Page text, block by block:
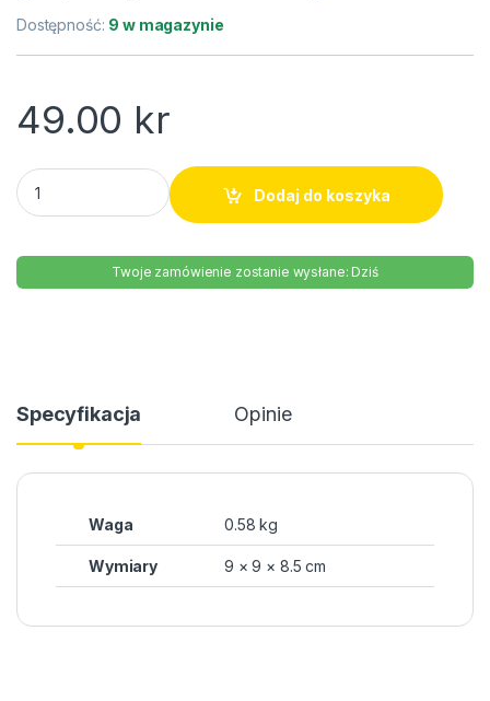
Dostępność: 9 w magazynie
49.00 kr
Filety śledziowe w sosie grzybowym Lisner 280g quantity
Dodaj do koszyka
Twoje zamówienie zostanie wysłane: Dziś
Specyfikacja Opinie
Waga 0.58 kg
Wymiary 9 × 9 × 8.5 cm